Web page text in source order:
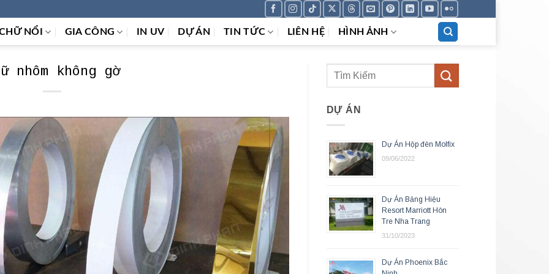
NỔI GIA CÔNG IN UV DỰ ÁN TIN TỨC LIÊN HỆ HÌNH ẢNH
nhôm không gờ
DỰ ÁN
Dự Án Hộp đèn Molfix
09/06/2022
Dự Án Bảng Hiệu
Resort Marriott Hòn
Tre Nha Trang
31/10/2023
Dự Án Phoenix Bắc